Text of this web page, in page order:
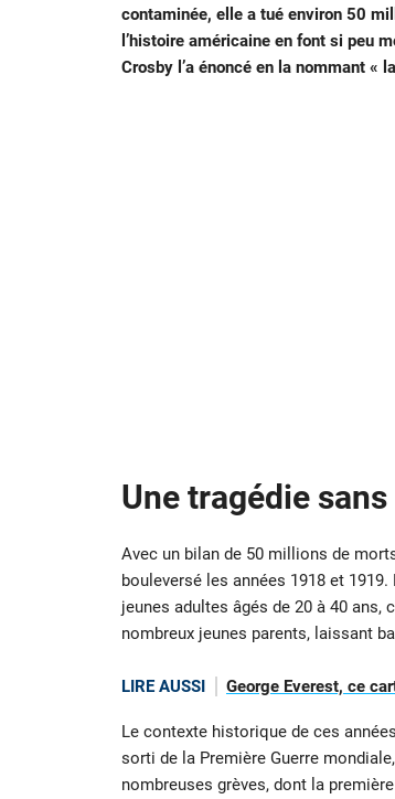
contaminée, elle a tué environ 50
l’histoire américaine en font si peu
Crosby l’a énoncé en la nommant «
Une tragédie
Avec un bilan de 50 millions de
bouleversé les années 1918 et
jeunes adultes âgés de 20 à 40 ans,
nombreux jeunes parents, laissant
LIRE AUSSI George Everest, ce
Le contexte historique de ces
sorti de la Première Guerre
nombreuses grèves, dont la